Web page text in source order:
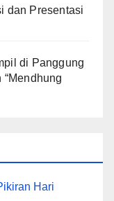
dan Presentasi
di Panggung
Hari